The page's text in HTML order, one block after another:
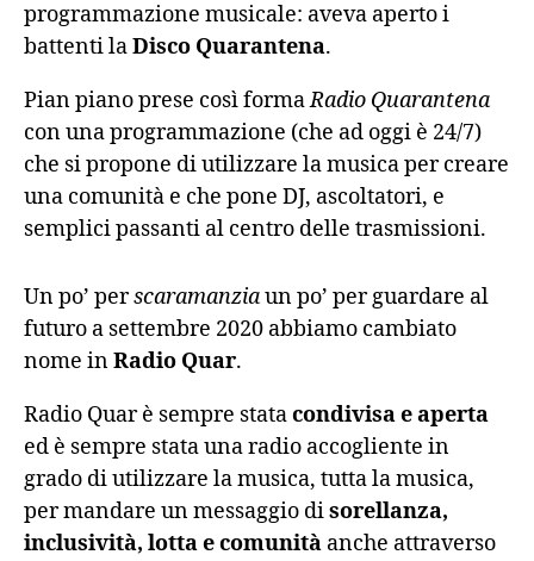
programmazione musicale: aveva aperto i
battenti laDisco Quarantena.
Pian piano prese così formaRadio Quarantena
con una programmazione (che ad oggi è 24/7)
che si propone di utilizzare la musica per creare
una comunità e che pone DJ, ascoltatori, e
semplici passanti al centro delle trasmissioni.
Un po’ perscaramanziaun po’ per guardare al
futuro a settembre 2020 abbiamo cambiato
nome inRadio Quar.
Radio Quar è sempre statacondivisa e aperta
ed è sempre stata una radio accogliente in
grado di utilizzare la musica, tutta la musica,
per mandare un messaggio disorellanza,
inclusività, lotta e comunità anche attraverso